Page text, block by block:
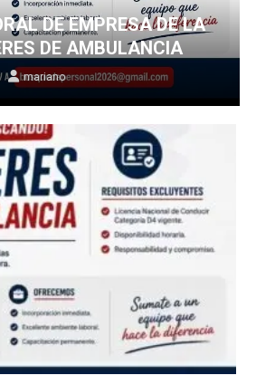
DE EMPRESA DE LA
DE AMBULANCIA
mariano